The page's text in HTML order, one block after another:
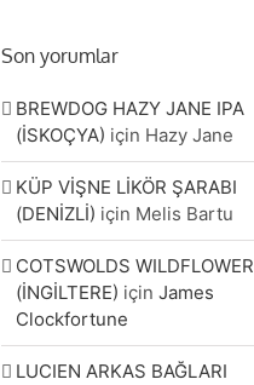
Son yorumlar
BREWDOG HAZY JANE IPA
(İSKOÇYA) için Hazy Jane
KÜP VİŞNE LİKÖR ŞARABI
(DENİZLİ) için Melis Bartu
COTSWOLDS WILDFLOWER
(İNGİLTERE) içinJames
Clockfortune
LUCIEN ARKAS BAĞLARI